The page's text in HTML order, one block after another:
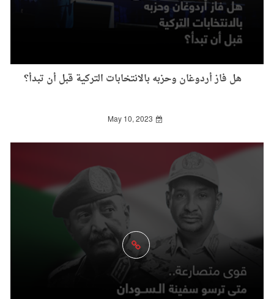
هل فاز أردوغان وحزبه بالانتخابات التركية قبل أن تبدأ؟
May 10, 2023